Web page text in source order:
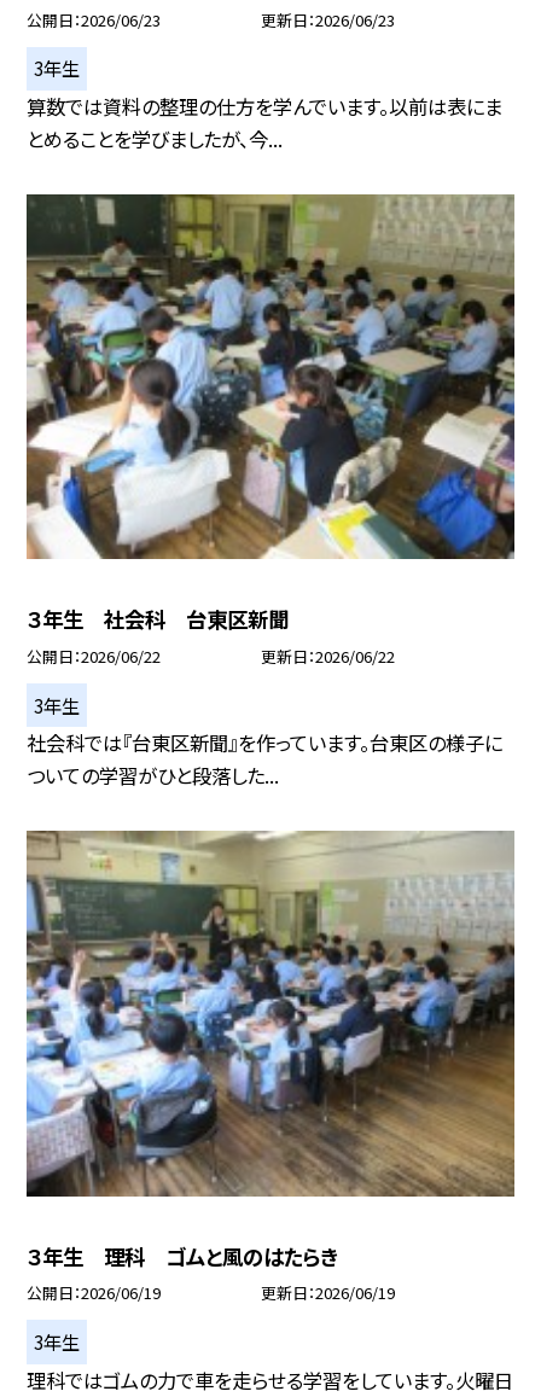
公開日 2026/06/23 更新日 2026/06/23
3年生
算数では資料の整理の仕方を学んでいます。以前は表にま
とめることを学びましたが、今...
３年生 社会科 台東区新聞
公開日 2026/06/22 更新日 2026/06/22
3年生
社会科では『台東区新聞』を作っています。台東区の様子に
ついての学習がひと段落した...
３年生 理科 ゴムと風のはたらき
公開日 2026/06/19 更新日 2026/06/19
3年生
理科ではゴムの力で車を走らせる学習をしています。火曜日